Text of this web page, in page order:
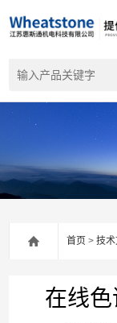
首页 >技
在线色